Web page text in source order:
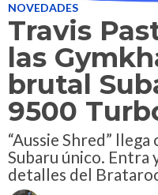
NOVEDADES
Travis
las
brutal
9500
“Aussie Shred”
Subaru único. Entra
detalles del